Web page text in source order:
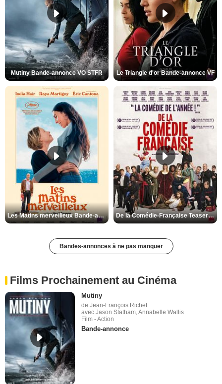
Mutiny Bande-annonce VO STFR Le Triangle d'or Bande-annonce VF
Les Matins merveilleux Bande-annonce VF De la Comédie-Française Teaser VF
Bandes-annonces à ne pas manquer
Films Prochainement au Cinéma
Mutiny
de Jean-François Richet
avec Jason Statham, Annabelle Wallis
Film - Action
Bande-annonce